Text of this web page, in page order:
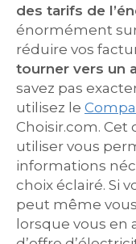
des tarifs de
énormément
réduire vos
tourner vers un
savez pas
utilisez le
Choisir.com.
utiliser vous
informations
choix éclairé. Si
peut même
lorsque vous en